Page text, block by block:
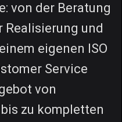
von der Beratung
Realisierung und
eigenen ISO
Service
von
zu kompletten